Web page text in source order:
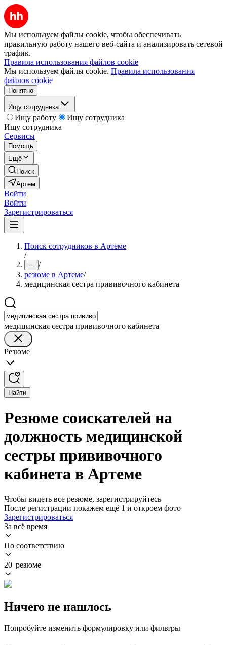
Мы используем файлы cookie, чтобы обеспечивать
правильную работу нашего веб-сайта и анализировать сетевой
трафик.
Правила использования файлов cookie
Мы используем файлы cookie. Правила использования
файлов cookie
Понятно
Ищу сотрудника
Ищу работу
Ищу сотрудника
Ищу сотрудника
Сервисы
Помощь
Ещё
Поиск
Артем
Войти
Войти
Зарегистрироваться
Поиск сотрудников в Артеме
/
... /
резюме в Артеме/
медицинская сестра прививочного кабинета
медицинская сестра прививочного кабинета
Резюме
Найти
Резюме соискателей на
должность медицинской
сестры прививочного
кабинета в Артеме
Чтобы видеть все резюме, зарегистрируйтесь
После регистрации покажем ещё 1 и откроем фото
Зарегистрироваться
За всё время
По соответствию
20 резюме
Ничего не нашлось
Попробуйте изменить формулировку или фильтры